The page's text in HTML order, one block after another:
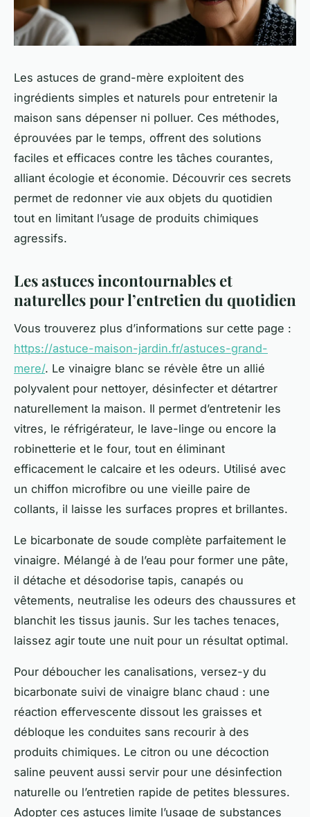
Les astuces de grand-mère exploitent des
ingrédients simples et naturels pour entretenir la
maison sans dépenser ni polluer. Ces méthodes,
éprouvées par le temps, offrent des solutions
faciles et efficaces contre les tâches courantes,
alliant écologie et économie. Découvrir ces secrets
permet de redonner vie aux objets du quotidien
tout en limitant l’usage de produits chimiques
agressifs.
Les astuces incontournables et
naturelles pour l’entretien du quotidien
Vous trouverez plus d’informations sur cette page :
https://astuce-maison-jardin.fr/astuces-grand-
mere/. Le vinaigre blanc se révèle être un allié
polyvalent pour nettoyer, désinfecter et détartrer
naturellement la maison. Il permet d’entretenir les
vitres, le réfrigérateur, le lave-linge ou encore la
robinetterie et le four, tout en éliminant
efficacement le calcaire et les odeurs. Utilisé avec
un chiffon microfibre ou une vieille paire de
collants, il laisse les surfaces propres et brillantes.
Le bicarbonate de soude complète parfaitement le
vinaigre. Mélangé à de l’eau pour former une pâte,
il détache et désodorise tapis, canapés ou
vêtements, neutralise les odeurs des chaussures et
blanchit les tissus jaunis. Sur les taches tenaces,
laissez agir toute une nuit pour un résultat optimal.
Pour déboucher les canalisations, versez-y du
bicarbonate suivi de vinaigre blanc chaud : une
réaction effervescente dissout les graisses et
débloque les conduites sans recourir à des
produits chimiques. Le citron ou une décoction
saline peuvent aussi servir pour une désinfection
naturelle ou l’entretien rapide de petites blessures.
Adopter ces astuces limite l’usage de substances